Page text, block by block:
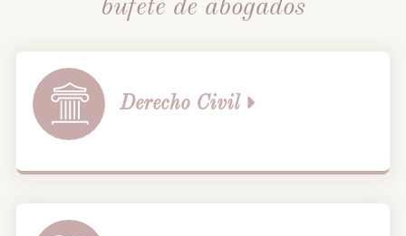
bufete de abogados
Derecho Civil